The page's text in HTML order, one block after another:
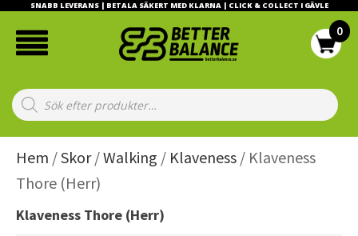
SNABB LEVERANS | BETALA SÄKERT MED KLARNA | CLICK & COLLECT I GÄVLE
Products
search
Hem /Skor/Walking / Klaveness / Klaveness
Thore (Herr)
Klaveness Thore (Herr)